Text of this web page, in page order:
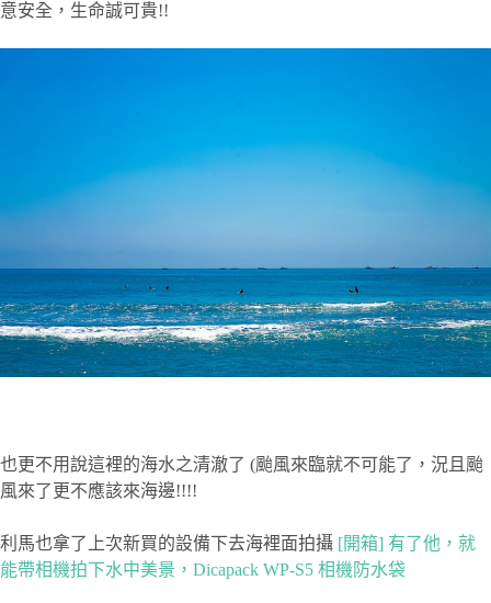
意安全，生命誠可貴!!
也更不用說這裡的海水之清澈了 (颱風來臨就不可能了，況且颱
風來了更不應該來海邊!!!!
利馬也拿了上次新買的設備下去海裡面拍攝 [開箱] 有了他，就
能帶相機拍下水中美景，Dicapack WP-S5 相機防水袋